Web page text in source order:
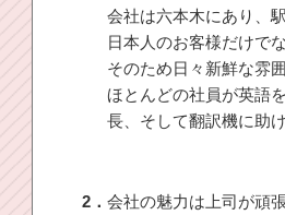
会社は六本木にあり、
日本人のお客様だけで
そのため日々新鮮な雰
ほとんどの社員が英語
長、そして翻訳機に助
2． 会社の魅力は上司が頑